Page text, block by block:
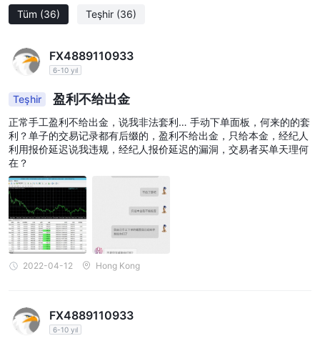
Tüm (36) Teşhir (36)
FX4889110933
6-10 yıl
Teşhir 盈利不给出金
正常手工盈利不给出金，说我非法套利… 手动下单面板，何来的的套
利？单子的交易记录都有后缀的，盈利不给出金，只给本金，经纪人
利用报价延迟说我违规，经纪人报价延迟的漏洞，交易者买单天理何
在？
2022-04-12 Hong Kong
FX4889110933
6-10 yıl